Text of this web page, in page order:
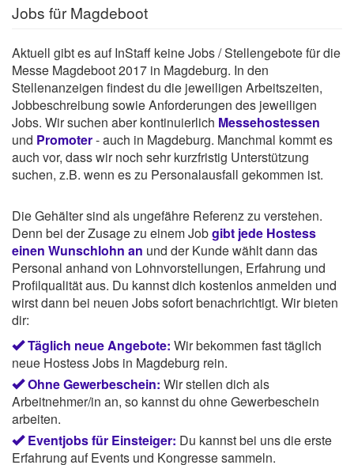
Jobs für Magdeboot
Aktuell gibt es auf InStaff keine Jobs / Stellengebote für die
Messe Magdeboot 2017 in Magdeburg. In den
Stellenanzeigen findest du die jeweiligen Arbeitszeiten,
Jobbeschreibung sowie Anforderungen des jeweiligen
Jobs. Wir suchen aber kontinuierlich Messehostessen
und Promoter- auch in Magdeburg. Manchmal kommt es
auch vor, dass wir noch sehr kurzfristig Unterstützung
suchen, z.B. wenn es zu Personalausfall gekommen ist.
Die Gehälter sind als ungefähre Referenz zu verstehen.
Denn bei der Zusage zu einem Jobgibt jede Hostess
einen Wunschlohn an und der Kunde wählt dann das
Personal anhand von Lohnvorstellungen, Erfahrung und
Profilqualität aus. Du kannst dich kostenlos anmelden und
wirst dann bei neuen Jobs sofort benachrichtigt. Wir bieten
dir:
Täglich neue Angebote: Wir bekommen fast täglich
neue Hostess Jobs in Magdeburg rein.
Ohne Gewerbeschein: Wir stellen dich als
Arbeitnehmer/in an, so kannst du ohne Gewerbeschein
arbeiten.
Eventjobs für Einsteiger: Du kannst bei uns die erste
Erfahrung auf Events und Kongresse sammeln.